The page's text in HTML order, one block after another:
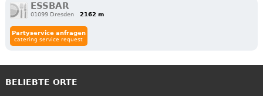
ESSBAR
01099 Dresden 2162 m
Partyservice anfragen
catering service request
BELIEBTE ORTE